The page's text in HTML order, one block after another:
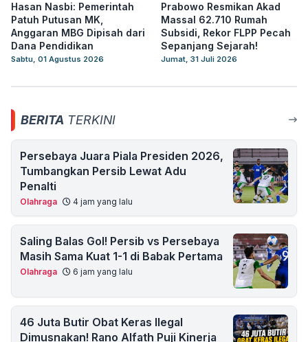
Hasan Nasbi: Pemerintah
Patuh Putusan MK,
Anggaran MBG Dipisah dari
Dana Pendidikan
Sabtu, 01 Agustus 2026
Prabowo Resmikan Akad
Massal 62.710 Rumah
Subsidi, Rekor FLPP Pecah
Sepanjang Sejarah!
Jumat, 31 Juli 2026
BERITA TERKINI
Persebaya Juara Piala Presiden 2026,
Tumbangkan Persib Lewat Adu
Penalti
Olahraga 4 jam yang lalu
Saling Balas Gol! Persib vs Persebaya
Masih Sama Kuat 1-1 di Babak Pertama
Olahraga 6 jam yang lalu
46 Juta Butir Obat Keras Ilegal
Dimusnakan! Rano Alfath Puji Kinerja